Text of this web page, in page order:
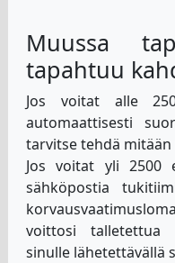
Muussa
tapahtuu
Jos voitat alle
automaattisesti
tarvitse tehdä mitään
Jos voitat yli 2500
sähköpostia
voittosi talletettua
sinulle lähetettävällä